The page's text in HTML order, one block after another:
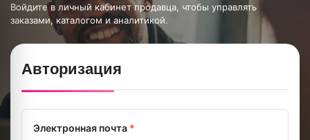
Войдите в личный кабинет продавца, чтобы управлять
заказами, каталогом и аналитикой.
Авторизация
Электронная почта *